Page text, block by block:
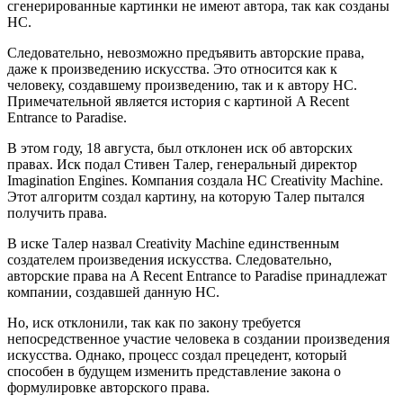
сгенерированные картинки не имеют автора, так как созданы
НС.
Следовательно, невозможно предъявить авторские права,
даже к произведению искусства. Это относится как к
человеку, создавшему произведению, так и к автору НС.
Примечательной является история с картиной A Recent
Entrance to Paradise.
В этом году, 18 августа, был отклонен иск об авторских
правах. Иск подал Стивен Талер, генеральный директор
Imagination Engines. Компания создала НС Creativity Machine.
Этот алгоритм создал картину, на которую Талер пытался
получить права.
В иске Талер назвал Creativity Machine единственным
создателем произведения искусства. Следовательно,
авторские права на A Recent Entrance to Paradise принадлежат
компании, создавшей данную НС.
Но, иск отклонили, так как по закону требуется
непосредственное участие человека в создании произведения
искусства. Однако, процесс создал прецедент, который
способен в будущем изменить представление закона о
формулировке авторского права.